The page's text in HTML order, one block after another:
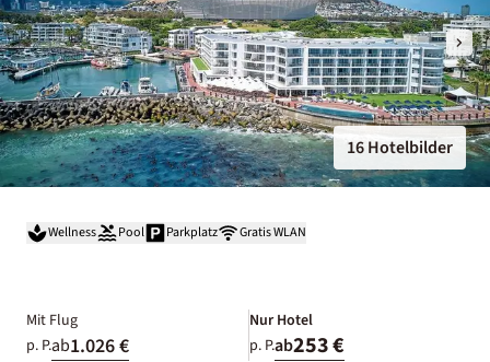
16 Hotelbilder
Wellness Pool Parkplatz Gratis WLAN
Mit Flug
p. P.ab1.026 €
Nur Hotel
p. P.ab253 €